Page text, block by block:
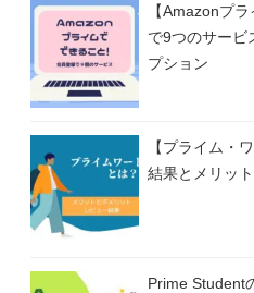
【Amazonプ
で9つのサービ
プション
【プライム・
結果とメリッ
Prime Student